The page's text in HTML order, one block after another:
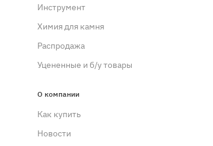
Инструмент
Химия для камня
Распродажа
Уцененные и б/у товары
О компании
Как купить
Новости